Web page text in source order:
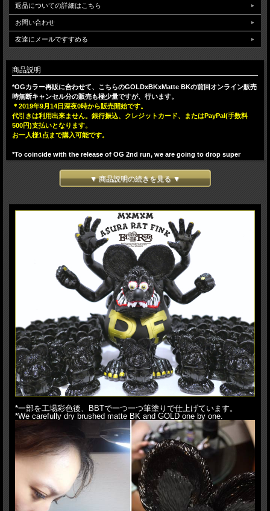
返品についての詳細はこちら
お問い合わせ
友達にメールですすめる
商品説明
*OGカラー再販に合わせて、こちらのGOLDxBKxMatte BKの前回オンライン販売
時無断キャンセル分の販売も極少量ですが、行います。
＊2019年9月14日深夜0時から販売開始です。
代引きは利用出来ません。銀行振込、クレジットカード、またはPayPal(手数料
500円)支払いとなります。
お一人様1点まで購入可能です。
*To coincide with the release of OG 2nd run, we are going to drop super
the last online drop.
*Online sales would start at midnight of Sep 14th(JP). Sep 13th 8am(LA),
We, BlackBook Toy, are proud to announce the sofubi project with Magical
Mosh Misfits!! 6 Arms 阿修羅(Asura) Rat Fink. Firstly appeared on tee,
hoodie, skateboard released from MxMxM back in 2011 and going through
some rejections, after 7years, it turned into MADE IN JAPAN sofubi. Needless
to say, officially licensed by MOONEYES. Composed of crazy 13 parts, you
can move not only his hands&arms, you can move his tail. Plus it comes with
unpainted finger puppet as Omake(free prize), which Asura Rat Fink can
hold in&on his hands. What's more Asura Rat Fink can hold finger board in
his hand like original graphic. Please note finger board not included. This is
BBT exclusive colorway, combo of GOLD x BK x Matte BK!! What's more
they come in screen printed 2way bag(Knapsack and Tote bag). You might
don't want to miss this masterpiece!!
H:19.2cm(Head to Toe), 24cm(Hand to Toe), HxW:37x38cm(Package)
▼ 商品説明の続きを見る ▼
*一部を工場彩色後、BBTで一つ一つ筆塗りで仕上げています。
*We carefully dry brushed matte BK and GOLD one by one.